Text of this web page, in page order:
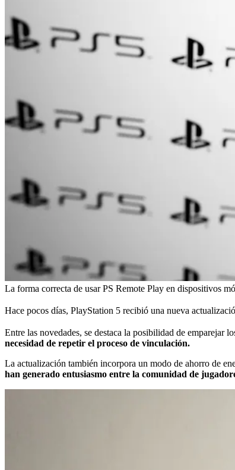
La forma correcta de usar PS Remote Play en dispositivos
Hace pocos días, PlayStation 5 recibió una nueva
Entre las novedades, se destaca la posibilidad de emparejar
necesidad de repetir el proceso de vinculación.
La actualización también incorpora un modo de ahorro de
han generado entusiasmo entre la comunidad de